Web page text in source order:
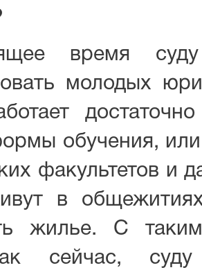
время суду
молодых
обучения,
факультетов и
в
жилье. С
сейчас, суду